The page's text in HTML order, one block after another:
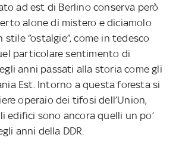
ad est di Berlino conserva però
alone di mistero e diciamolo
“ostalgie”, come in tedesco
particolare sentimento di
anni passati alla storia come gli
Est. Intorno a questa foresta si
operaio dei tifosi dell’Union,
edifici sono ancora quelli un po’
anni della DDR.